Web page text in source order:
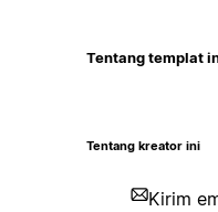
Tentang templat
Tentang kreator ini
Kirim